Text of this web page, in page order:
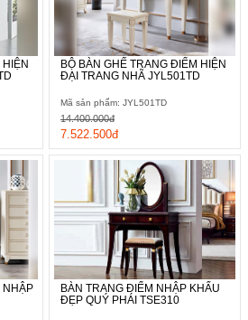
BỘ BÀN GHẾ TRANG ĐIỂM HIỆN
ĐẠI TRANG NHÃ JYL501TD
Mã sản phẩm: JYL501TD
7.522.500đ
14.400.000đ
NHẬP
BÀN TRANG ĐIỂM NHẬP KHẨU
ĐẸP QUÝ PHÁI TSE310